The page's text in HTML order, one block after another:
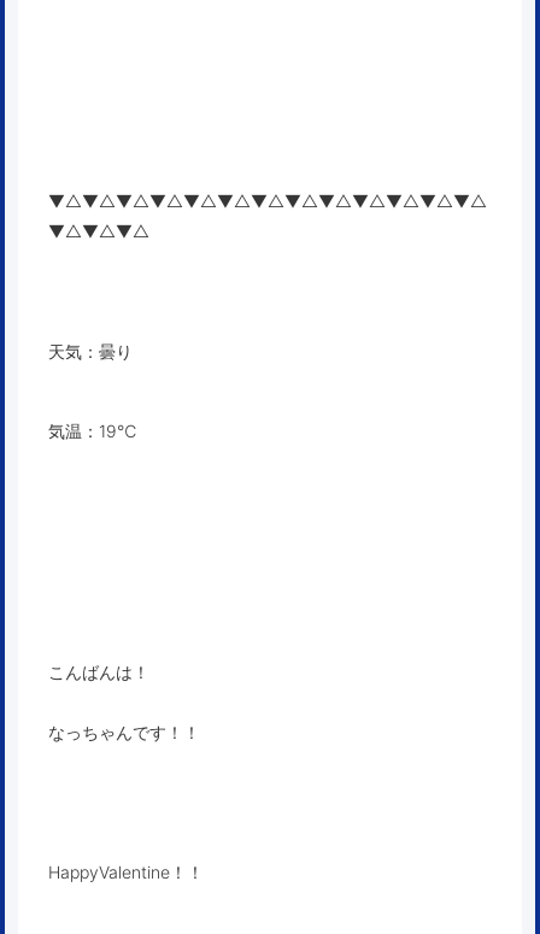
▼△▼△▼△▼△▼△▼△▼△▼△▼△▼△▼△▼△▼△
▼△▼△▼△
天気：曇り
気温：19℃
こんばんは！
なっちゃんです！！
HappyValentine！！